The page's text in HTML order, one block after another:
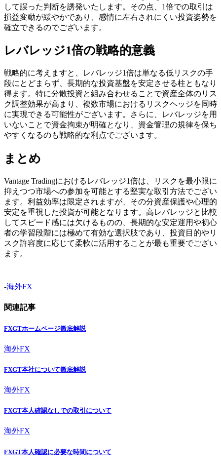
して誤った判断を誘発いたします。その点、1倍での取引は
損益変動が緩やかであり、感情に左右されにくい投資姿勢を
確立できるのでございます。
レバレッジ1倍の戦略的意義
戦略的に考えますと、レバレッジ1倍は単なる低リスクの手
段にとどまらず、長期的な投資基盤を安定させる柱ともなり
得ます。特に分散投資と組み合わせることで資産全体のリス
ク調整効果が高まり、複数市場におけるリスクヘッジを同時
に実現できる可能性がございます。さらに、レバレッジを用
いないことで資金拘束が明確となり、資金管理の規律を保ち
やすくなるのも戦略的な利点でございます。
まとめ
Vantage Tradingにおけるレバレッジ1倍は、リスクを最小限に
抑えつつ市場への参加を可能とする堅実な取引方法でござい
ます。利益効率は限定されますが、その分資産保護や心理的
安定を重視した投資が可能となります。高レバレッジと比較
してスピード感には欠けるものの、長期的な安定運用や初心
者の学習段階には極めて有効な選択肢であり、投資目的やリ
スク許容度に応じて柔軟に活用することが最も重要でござい
ます。
-海外FX
関連記事
FXGTホームページ徹底解説
海外FX
FXGT本社について徹底解説
海外FX
FXGT本人確認なしでの取引について
海外FX
FXGT本人確認に必要な時間について